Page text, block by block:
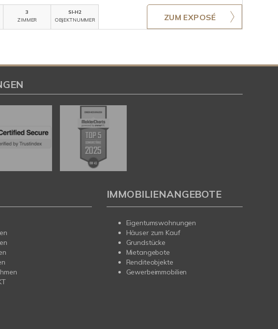
3
ZIMMER
SI-H2
OBJEKTNUMMER
ZUM EXPOSÉ
IMMOBILIENANGEBOTE
Eigentumswohnungen
Häuser zum Kauf
Grundstücke
Mietangebote
Renditeobjekte
Gewerbeimmobilien